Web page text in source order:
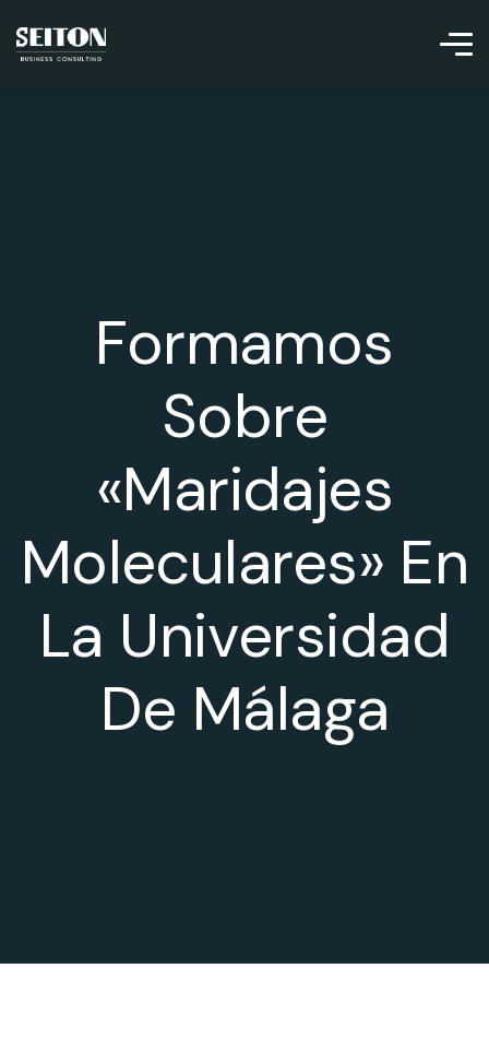
Formamos
Sobre
«Maridajes
Moleculares» En
La Universidad
De Málaga